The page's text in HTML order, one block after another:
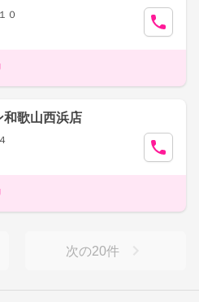
０
和歌山西浜店
次の20件